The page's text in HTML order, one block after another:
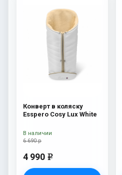
Конверт в коляску
Esspero Cosy Lux White
6 690 р
4 990 e
В наличии